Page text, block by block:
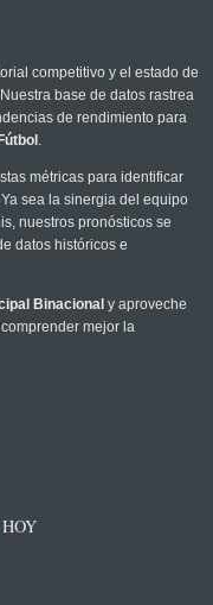
competitivo y el estado de
base de datos rastrea
de rendimiento para
.
métricas para identificar
sea la sinergia del equipo
nuestros pronósticos se
datos históricos e
Binacional y aproveche
mejor la